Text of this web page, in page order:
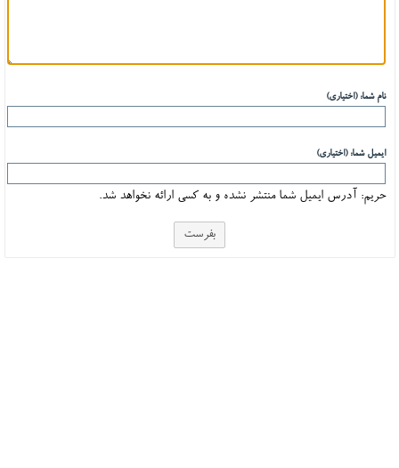
نام شما: (اختیاری)
ایمیل شما: (اختیاری)
حریم: آدرس ایمیل شما منتشر نشده و به کسی ارائه نخواهد شد.